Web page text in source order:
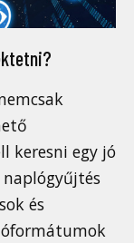
keresni egy jó
és